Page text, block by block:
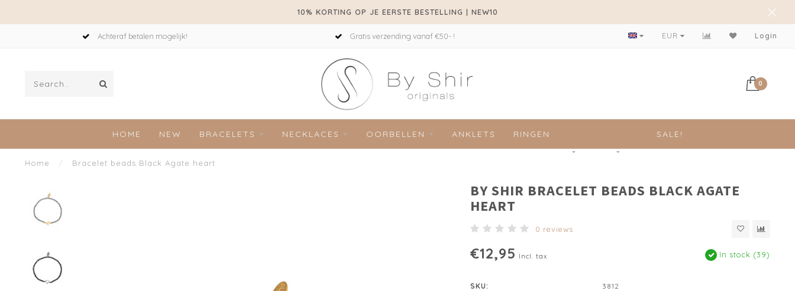
10% KORTING OP JE EERSTE BESTELLING | NEW10
Achteraf betalen mogelijk! Gratis verzending vanaf €50- ! Vóór 13:00 besteld. Zelfde dag verzonden!
EUR Login
0
HOME NEW BRACELETS NECKLACES OORBELLEN ANKLETS RINGEN SALE!
Home / Bracelet beads Black Agate heart
BY SHIR BRACELET BEADS BLACK AGATE
HEART
0 reviews
€12,95 Incl. tax In stock (39)
SKU: 3812